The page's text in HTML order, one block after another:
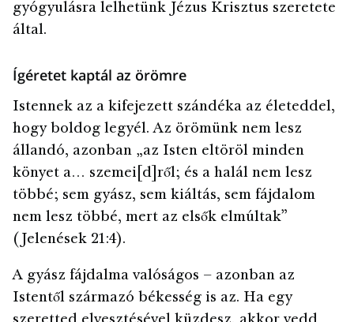
gyógyulásra lelhetünk Jézus Krisztus szeretete
által.
Ígéretet kaptál az örömre
Istennek az a kifejezett szándéka az életeddel,
hogy boldog legyél. Az örömünk nem lesz
állandó, azonban „az Isten eltöröl minden
könyet a… szemei[d]ről; és a halál nem lesz
többé; sem gyász, sem kiáltás, sem fájdalom
nem lesz többé, mert az elsők elmúltak”
(Jelenések 21:4).
A gyász fájdalma valóságos – azonban az
Istentől származó békesség is az. Ha egy